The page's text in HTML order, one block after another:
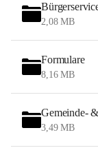
2,08 MB
Formulare
8,16 MB
Gemeinde-
3,49 MB